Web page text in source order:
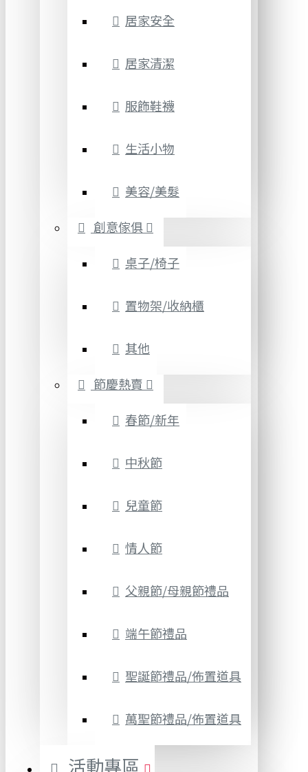
居家安全
居家清潔
服飾鞋襪
生活小物
美容/美髮
創意傢俱
桌子/椅子
置物架/收納櫃
其他
節慶熱賣
春節/新年
中秋節
兒童節
情人節
父親節/母親節禮品
端午節禮品
聖誕節禮品/佈置道具
萬聖節禮品/佈置道具
活動專區